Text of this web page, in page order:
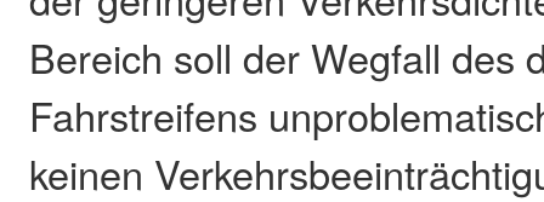
Bereich soll der Wegfall des
Fahrstreifens
keinen